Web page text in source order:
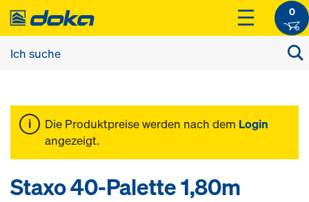
0
Die Produktpreise werden nach dem Login
angezeigt.
Staxo 40-Palette 1,80m